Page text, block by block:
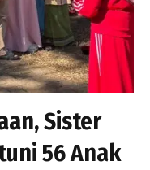
Sister
56 Anak